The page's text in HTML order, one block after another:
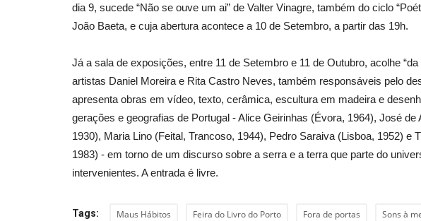
dia 9, sucede “Não se ouve um ai” de Valter Vinagre, também do ciclo
João Baeta, e cuja abertura acontece a 10 de Setembro, a partir das 19h.
Já a sala de exposições, entre 11 de Setembro e 11 de Outubro, acolhe
artistas Daniel Moreira e Rita Castro Neves, também responsáveis pelo
apresenta obras em vídeo, texto, cerâmica, escultura em madeira e
gerações e geografias de Portugal - Alice Geirinhas (Évora, 1964), José
1930), Maria Lino (Feital, Trancoso, 1944), Pedro Saraiva (Lisboa, 1952) e
1983) - em torno de um discurso sobre a serra e a terra que parte do
intervenientes. A entrada é livre.
Tags: Maus Hábitos Feira do Livro do Porto Fora de portas Sons à
Dia Internacional da Doação de Livros
Revista Descla Fev 8, 2024 1807
Viagem
Revista